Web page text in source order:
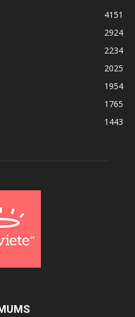
4151
2924
2234
2025
1954
1765
1443